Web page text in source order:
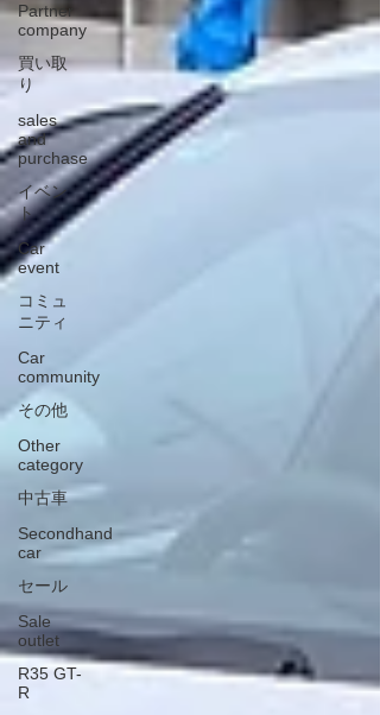
Partner
company
買い取
り
sales
and
purchase
イベン
ト
Car
event
コミュ
ニティ
Car
community
その他
Other
category
中古車
Secondhand
car
セール
Sale
outlet
R35 GT-
R